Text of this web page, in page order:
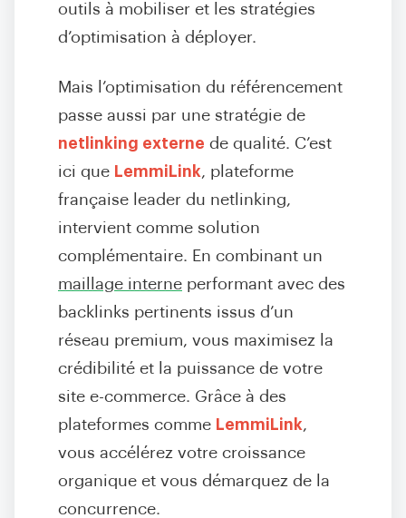
outils à mobiliser et les stratégies
d’optimisation à déployer.
Mais l’optimisation du référencement
passe aussi par une stratégie de
netlinking externe de qualité. C’est
ici que LemmiLink, plateforme
française leader du netlinking,
intervient comme solution
complémentaire. En combinant un
maillage interne performant avec des
backlinks pertinents issus d’un
réseau premium, vous maximisez la
crédibilité et la puissance de votre
site e-commerce. Grâce à des
plateformes comme LemmiLink,
vous accélérez votre croissance
organique et vous démarquez de la
concurrence.